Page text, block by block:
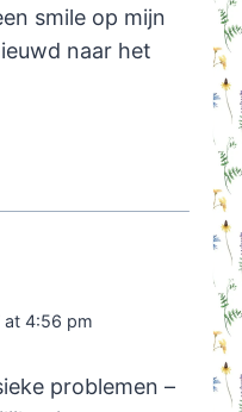
smile op mijn
naar het
at 4:56 pm
problemen –